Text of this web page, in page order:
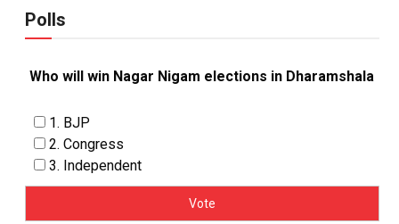
Polls
Who will win Nagar Nigam elections in Dharamshala
1. BJP
2. Congress
3. Independent